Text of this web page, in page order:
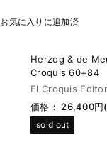
お気に入りに追加済
Herzog & de
Croquis 60+84
El Croquis
価格： 26,400円
sold out